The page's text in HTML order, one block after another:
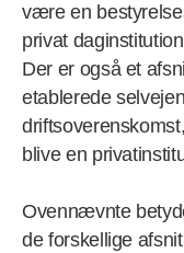
være en
privat
Der er også et
etablerede
blive en
Ovennævnte
de forskellige